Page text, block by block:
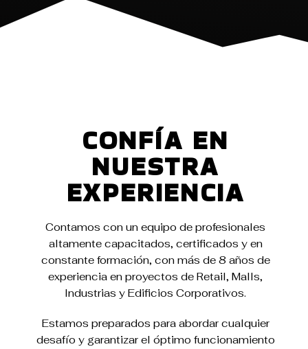
CONFÍA EN
NUESTRA
EXPERIENCIA
Contamos con un equipo de profesionales
altamente capacitados, certificados y en
constante formación, con más de 8 años de
experiencia en proyectos de Retail, Malls,
Industrias y Edificios Corporativos.
Estamos preparados para abordar cualquier
desafío y garantizar el óptimo funcionamiento